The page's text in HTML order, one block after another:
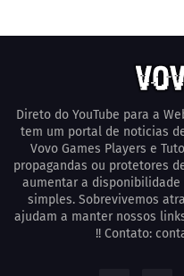
Direto do YouTube para a
tem um portal de noticias
Vovo Games Players e
propagandas ou protetores
aumentar a
simples. Sobrevivemos
ajudam a manter nossos
!! Contato: